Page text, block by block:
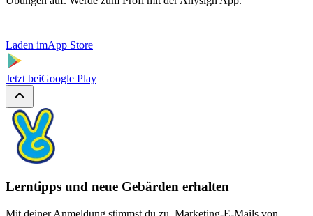
Laden imApp Store
Jetzt beiGoogle Play
Lerntipps und neue Gebärden erhalten